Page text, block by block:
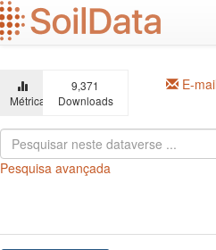
Ir
para
o
principal
Métricas
9,371
Downloads
E-
Pesquisa avançada